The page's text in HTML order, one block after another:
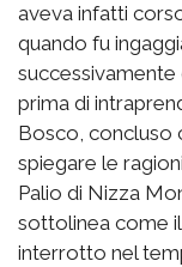
aveva infatti
quando fu
successivamente
prima di
Bosco, concluso
spiegare le
Palio di Nizza
sottolinea come
interrotto nel